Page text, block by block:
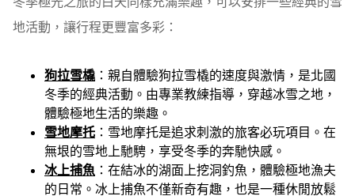
地活動，讓行程更豐富多彩：
狗拉雪橇 ：親自體驗狗拉雪橇的速度與激情，是北國
冬季的經典活動。由專業教練指導，穿越冰雪之地，
體驗極地生活的樂趣。
雪地摩托 ：雪地摩托是追求刺激的旅客必玩項目。在
無垠的雪地上馳騁，享受冬季的奔馳快感。
冰上捕魚 ：在結冰的湖面上挖洞釣魚，體驗極地漁夫
的日常。冰上捕魚不僅新奇有趣，也是一種休閒放鬆